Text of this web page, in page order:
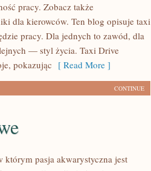
pracy. Zobacz także
dla kierowców. Ten blog opisuje taxi
pracy. Dla jednych to zawód, dla
— styl życia. Taxi Drive
pokazując [ Read More ]
CONTINUE
pasja akwarystyczna jest